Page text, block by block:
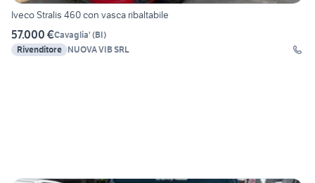
Iveco Stralis 460 con vasca ribaltabile
57.000 €Cavaglia' (BI)
Rivenditore NUOVA VIB SRL